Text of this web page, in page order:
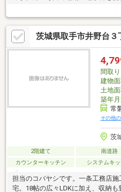
茨城県取手市井野台３
間取り
建物
土地
築年月
常
その他
茨
2階建て 南道路
カウンターキッチン
システムキ
担当のコバヤシです。一条工務店
宅。18帖の広々LDKに加え、収納も